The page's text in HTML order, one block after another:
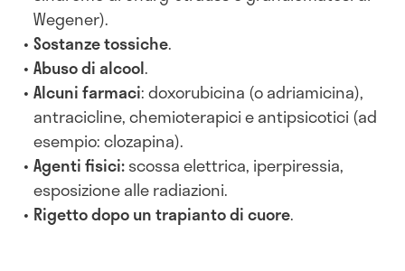
Wegener).
Sostanze tossiche.
Abuso di alcool.
Alcuni farmaci: doxorubicina (o adriamicina),
antracicline, chemioterapici e antipsicotici (ad
esempio: clozapina).
Agenti fisici:scossa elettrica, iperpiressia,
esposizione alle radiazioni.
Rigetto dopo un trapianto di cuore.